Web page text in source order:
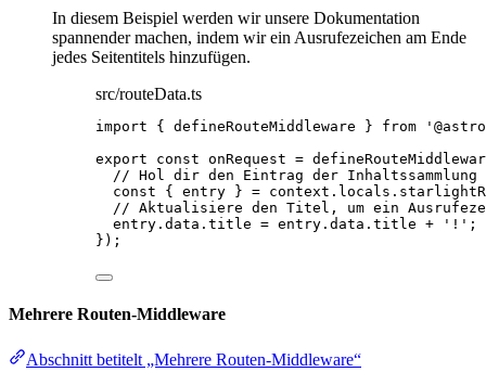
In diesem Beispiel werden wir unsere Dokumentation
spannender machen, indem wir ein Ausrufezeichen am Ende
jedes Seitentitels hinzufügen.
src/routeData.ts
import { defineRouteMiddleware } from '
export const onRequest =
// Hol dir den Eintrag der
const { entry } = context . locals .
// Aktualisiere den Titel, um ein
entry . data . title = entry . data . title + ' ! ' ;
} );
Mehrere Routen-Middleware
Abschnitt betitelt „Mehrere Routen-Middleware“